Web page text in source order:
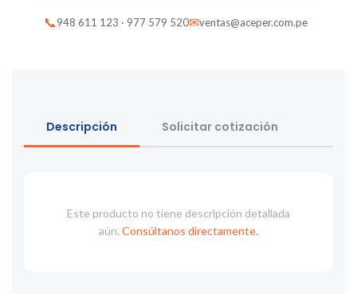
📞948 611 123 · 977 579 520✉ventas@aceper.com.pe
Descripción Solicitar cotización
Este producto no tiene descripción detallada
aún. Consúltanos directamente.